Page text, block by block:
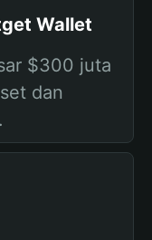
Wallet
$300 juta
dan